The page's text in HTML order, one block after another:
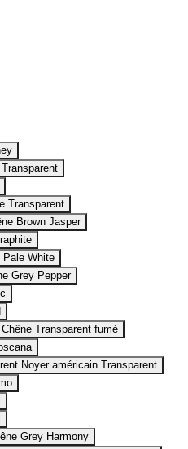
Transparent
Transparent
Brown Jasper
Pale White
Grey Pepper
Chêne Transparent fumé
Noyer américain Transparent
Grey Harmony